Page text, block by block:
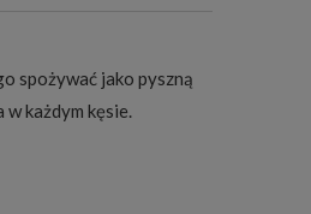
spożywać jako pyszną
każdym kęsie.